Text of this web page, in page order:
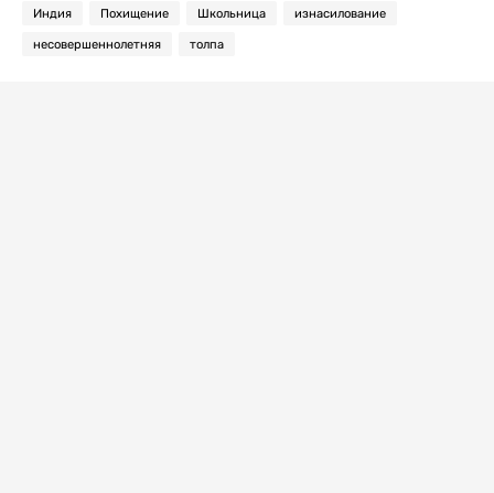
Индия Похищение Школьница изнасилование
несовершеннолетняя толпа